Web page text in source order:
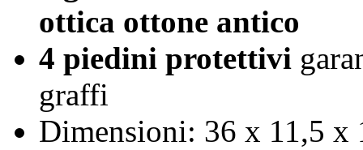
ottica ottone antico
4 piedini protettivi
graffi
Dimensioni: 36 x 11,5 x